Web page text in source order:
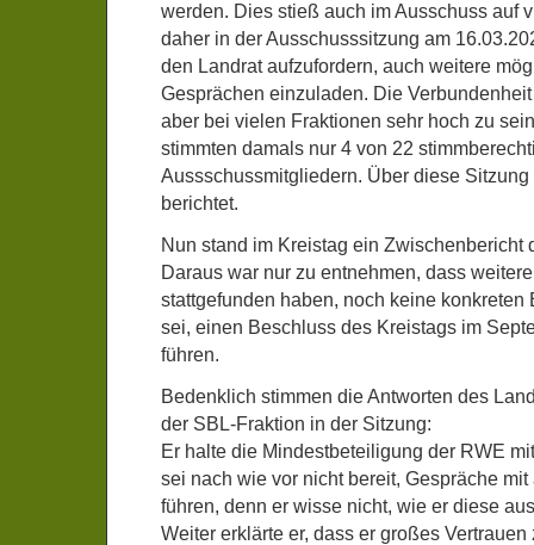
werden. Dies stieß auch im Ausschuss auf
daher in der Ausschusssitzung am
den Landrat aufzufordern, auch weitere
Gesprächen einzuladen. Die
aber bei vielen Fraktionen sehr hoch zu
stimmten damals nur 4 von 22
Aussschussmitgliedern. Über diese
berichtet.
Nun stand im Kreistag ein Zwischenbericht
Daraus war nur zu entnehmen, dass
stattgefunden haben, noch keine konkreten
sei, einen Beschluss des Kreistags im
führen.
Bedenklich stimmen die Antworten des
der SBL-Fraktion in der Sitzung:
Er halte die Mindestbeteiligung der RWE
sei nach wie vor nicht bereit, Gespräche
führen, denn er wisse nicht, wie er diese
Weiter erklärte er, dass er großes